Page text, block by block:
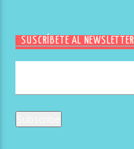
SUSCRÍBETE AL NEWSLETTER